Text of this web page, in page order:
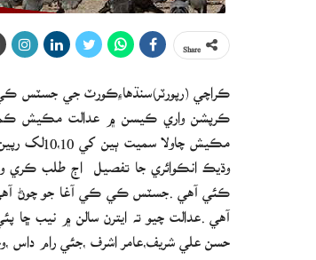
ڪراچي (رپورٽر)سنڌهاءِڪورٽ جي جسٽس
ڪرپشن واري ڪيسن ۾ عدالت مڪيش
مڪيش
آهي .عدالت چيو ته ايترن سالن ۾ نيب ڇا
حسن علي شريف،عامر اشرف ،جئي رام داس